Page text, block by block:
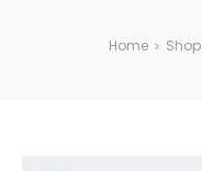
Home > Shop